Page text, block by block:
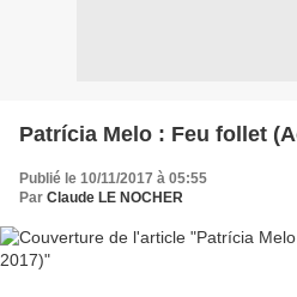
Patrícia Melo : Feu follet
Publié le 10/11/2017 à 05:55
Par Claude LE NOCHER